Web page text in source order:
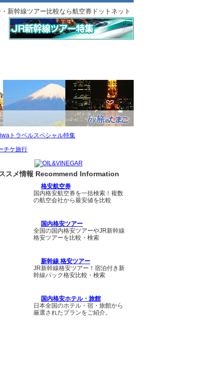
新幹線ツアー比較なら航空券ドットネット
格安航空券
国内格安航空券を一括検索！複数
の航空会社から最安値を比較
国内格安ツアー
全国の国内格安ツアーやJR新幹線
格安ツアーを比較・検索
新幹線 格安ツアー
JR新幹線格安ツアー！宿泊付き新
幹線パック格安比較・検索
国内格安ホテル・旅館
日本全国のホテル・宿・旅館から
厳選されたプランをご紹介。